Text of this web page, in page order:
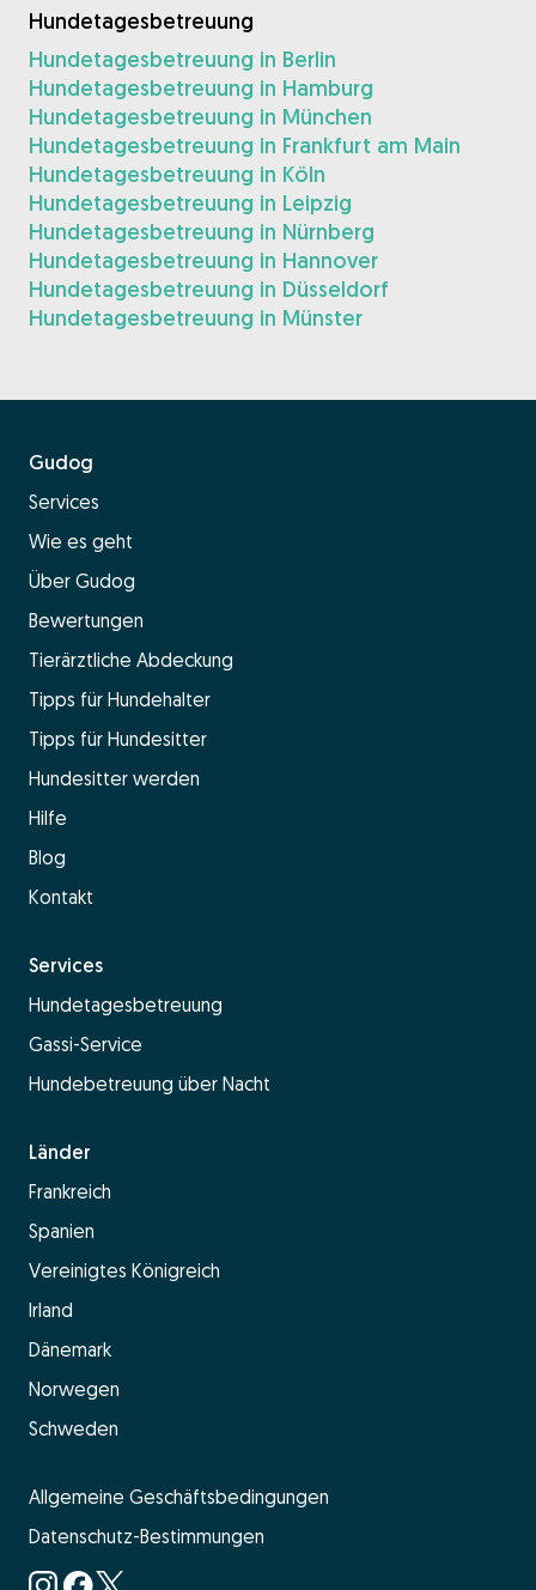
Hundetagesbetreuung
Hundetagesbetreuung in Berlin
Hundetagesbetreuung in Hamburg
Hundetagesbetreuung in München
Hundetagesbetreuung in Frankfurt am Main
Hundetagesbetreuung in Köln
Hundetagesbetreuung in Leipzig
Hundetagesbetreuung in Nürnberg
Hundetagesbetreuung in Hannover
Hundetagesbetreuung in Düsseldorf
Hundetagesbetreuung in Münster
Gudog
Services
Wie es geht
Über Gudog
Bewertungen
Tierärztliche Abdeckung
Tipps für Hundehalter
Tipps für Hundesitter
Hundesitter werden
Hilfe
Blog
Kontakt
Services
Hundetagesbetreuung
Gassi-Service
Hundebetreuung über Nacht
Länder
Frankreich
Spanien
Vereinigtes Königreich
Irland
Dänemark
Norwegen
Schweden
Allgemeine Geschäftsbedingungen
Datenschutz-Bestimmungen